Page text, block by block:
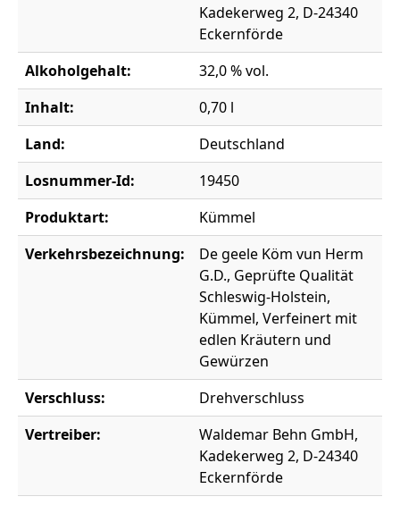
Kadekerweg 2, D-24340
Eckernförde
Alkoholgehalt:
32,0 % vol.
Inhalt:
0,70 l
Land:
Deutschland
Losnummer-Id:
19450
Produktart:
Kümmel
Verkehrsbezeichnung:
De geele Köm vun Herm
G.D., Geprüfte Qualität
Schleswig-Holstein,
Kümmel, Verfeinert mit
edlen Kräutern und
Gewürzen
Verschluss:
Drehverschluss
Vertreiber:
Waldemar Behn GmbH,
Kadekerweg 2, D-24340
Eckernförde